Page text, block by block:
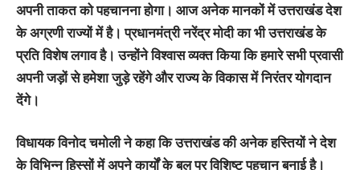
अपनी ताकत को पहचानना होगा। आज अनेक मानकों में उत्तराखंड देश
के अग्रणी राज्यों में है। प्रधानमंत्री नरेंद्र मोदी का भी उत्तराखंड के
प्रति विशेष लगाव है। उन्होंने विश्वास व्यक्त किया कि हमारे सभी प्रवासी
अपनी जड़ों से हमेशा जुड़े रहेंगे और राज्य के विकास में निरंतर योगदान
देंगे।
विधायक विनोद चमोली ने कहा कि उत्तराखंड की अनेक हस्तियों ने देश
के विभिन्न हिस्सों में अपने कार्यों के बल पर विशिष्ट पहचान बनाई है।